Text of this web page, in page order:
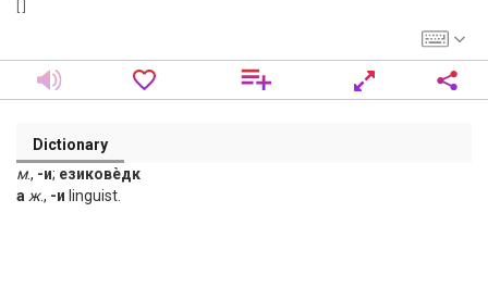
Dictionary
м., -и; езиковѐдк
а ж., -и linguist.